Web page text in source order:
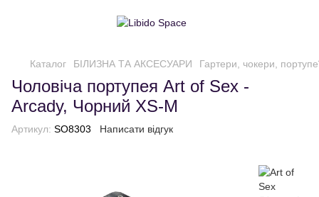
Каталог БІЛИЗНА ТА АКСЕСУАРИ Гартери, чокери,
Чоловіча портупея Art of Sex -
Arcady, Чорний XS-M
Артикул: SO8303 Написати відгук